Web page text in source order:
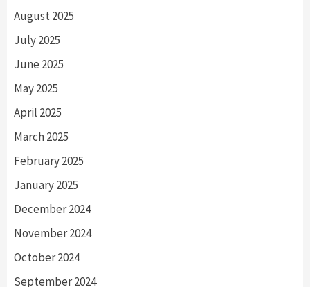
August 2025
July 2025
June 2025
May 2025
April 2025
March 2025
February 2025
January 2025
December 2024
November 2024
October 2024
September 2024